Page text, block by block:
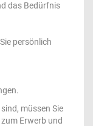
das Bedürfnis
persönlich
müssen Sie
Erwerb und